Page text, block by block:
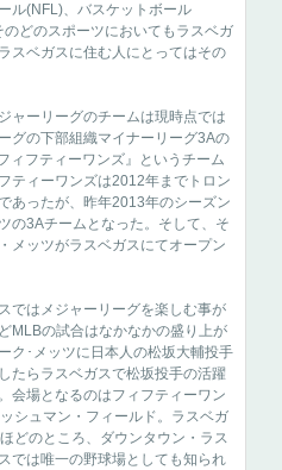
ル(NFL)、バスケットボール
どのスポーツにおいてもラスベガ
スベガスに住む人にとってはその
ャーリーグのチームは現時点では
グの下部組織マイナーリーグ3Aの
ィフティーワンズ』というチーム
ティーワンズは2012年までトロン
あったが、昨年2013年のシーズン
の3Aチームとなった。そして、そ
メッツがラスベガスにてオープン
ではメジャーリーグを楽しむ事が
MLBの試合はなかなかの盛り上が
ク･メッツに日本人の松坂大輔投手
たらラスベガスで松坂投手の活躍
会場となるのはフィフティーワン
シュマン・フィールド。ラスベガ
どのところ、ダウンタウン・ラス
では唯一の野球場としても知られ